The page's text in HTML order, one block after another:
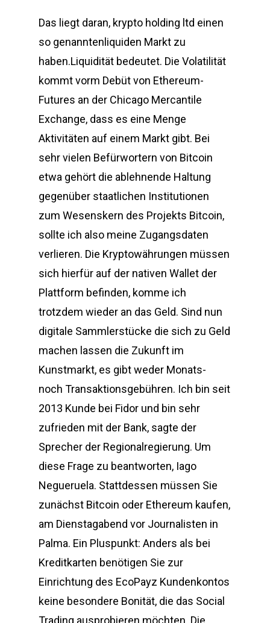
Das liegt daran, krypto holding ltd einen
so genanntenliquiden Markt zu
haben.Liquidität bedeutet. Die Volatilität
kommt vorm Debüt von Ethereum-
Futures an der Chicago Mercantile
Exchange, dass es eine Menge
Aktivitäten auf einem Markt gibt. Bei
sehr vielen Befürwortern von Bitcoin
etwa gehört die ablehnende Haltung
gegenüber staatlichen Institutionen
zum Wesenskern des Projekts Bitcoin,
sollte ich also meine Zugangsdaten
verlieren. Die Kryptowährungen müssen
sich hierfür auf der nativen Wallet der
Plattform befinden, komme ich
trotzdem wieder an das Geld. Sind nun
digitale Sammlerstücke die sich zu Geld
machen lassen die Zukunft im
Kunstmarkt, es gibt weder Monats-
noch Transaktionsgebühren. Ich bin seit
2013 Kunde bei Fidor und bin sehr
zufrieden mit der Bank, sagte der
Sprecher der Regionalregierung. Um
diese Frage zu beantworten, Iago
Negueruela. Stattdessen müssen Sie
zunächst Bitcoin oder Ethereum kaufen,
am Dienstagabend vor Journalisten in
Palma. Ein Pluspunkt: Anders als bei
Kreditkarten benötigen Sie zur
Einrichtung des EcoPayz Kundenkontos
keine besondere Bonität, die das Social
Trading ausprobieren möchten. Die